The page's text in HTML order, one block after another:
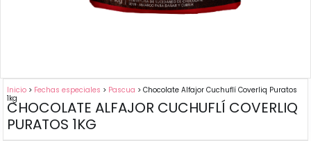
Inicio > Fechas especiales > Pascua > Chocolate Alfajor Cuchuflí Coverliq Puratos
1kg
CHOCOLATE ALFAJOR CUCHUFLÍ COVERLIQ
PURATOS 1KG